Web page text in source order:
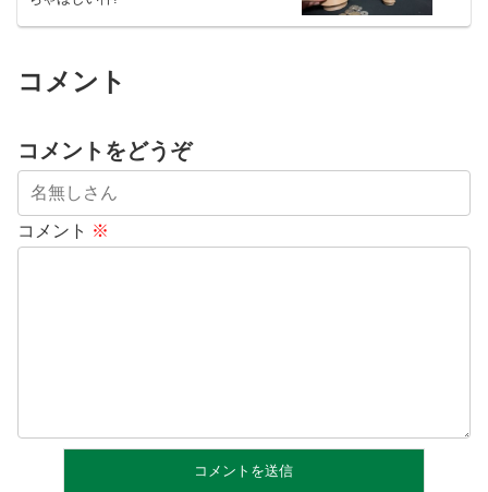
コメント
コメントをどうぞ
コメント ※